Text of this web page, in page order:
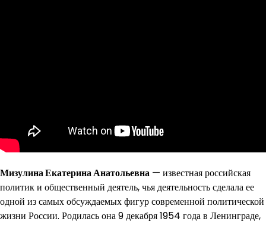
Мизулина Екатерина Анатольевна — известная российская
политик и общественный деятель, чья деятельность сделала ее
одной из самых обсуждаемых фигур современной политической
жизни России. Родилась она 9 декабря 1954 года в Ленинграде,